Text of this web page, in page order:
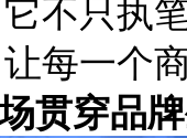
不只执
每一个
贯穿品